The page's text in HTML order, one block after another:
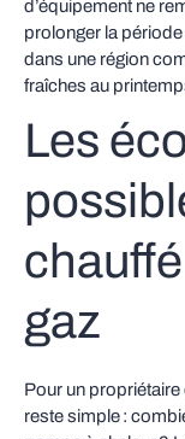
d’équipement ne
prolonger la
dans une région
fraîches au
Les
gaz
Pour un propriétaire
reste simple :